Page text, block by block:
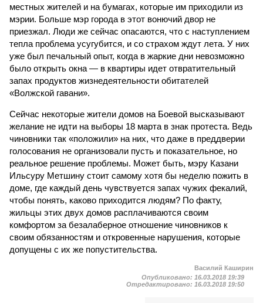
местных жителей и на бумагах, которые им приходили из
мэрии. Больше мэр города в этот вонючий двор не
приезжал. Люди же сейчас опасаются, что с наступлением
тепла проблема усугубится, и со страхом ждут лета. У них
уже был печальный опыт, когда в жаркие дни невозможно
было открыть окна — в квартиры идет отвратительный
запах продуктов жизнедеятельности обитателей
«Волжской гавани».
Сейчас некоторые жители домов на Боевой высказывают
желание не идти на выборы 18 марта в знак протеста. Ведь
чиновники так «положили» на них, что даже в преддверии
голосования не организовали пусть и показательное, но
реальное решение проблемы. Может быть, мэру Казани
Ильсуру Метшину стоит самому хотя бы неделю пожить в
доме, где каждый день чувствуется запах чужих фекалий,
чтобы понять, каково приходится людям? По факту,
жильцы этих двух домов расплачиваются своим
комфортом за безалаберное отношение чиновников к
своим обязанностям и откровенные нарушения, которые
допущены с их же попустительства.
Василий Каширин
Опубликовано: 16.03.2018 19:39
Отредактировано: 16.03.2018 19:50